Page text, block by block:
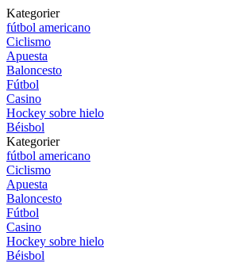
Kategorier
fútbol americano
Ciclismo
Apuesta
Baloncesto
Fútbol
Casino
Hockey sobre hielo
Béisbol
Kategorier
fútbol americano
Ciclismo
Apuesta
Baloncesto
Fútbol
Casino
Hockey sobre hielo
Béisbol